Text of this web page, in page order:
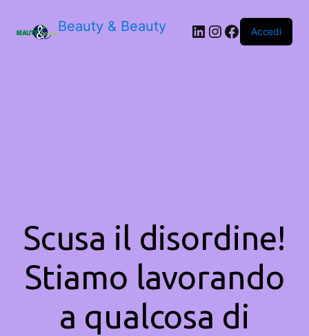
Beauty & Beauty LinkedIn
Instagram
Facebook
Accedi
Scusa il disordine!
Stiamo lavorando
a qualcosa di